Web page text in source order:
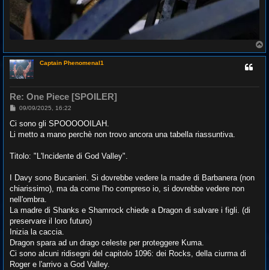
o
Captain Phenomenal1
Re: One Piece [SPOILER]
M
s
a
i
09/09/2025, 16:22
Ci sono gli SPOOOOOILAH.
Li metto a mano perchè non trovo ancora una tabella riassuntiva.
Titolo: "L'Incidente di God Valley".
I Davy sono Bucanieri. Si dovrebbe vedere la madre di Barbanera (non
chiarissimo), ma da come l'ho compreso io, si dovrebbe vedere non
nell'ombra.
La madre di Shanks e Shamrock chiede a Dragon di salvare i figli. (di
preservare il loro futuro)
Inizia la caccia.
Dragon spara ad un drago celeste per proteggere Kuma.
Ci sono alcuni ridisegni del capitolo 1096: dei Rocks, della ciurma di
Roger e l'arrivo a God Valley.